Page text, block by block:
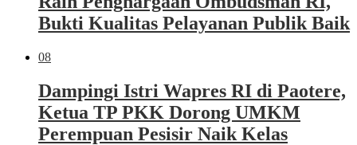
Bukti Kualitas Pelayanan Publik Baik
08
Dampingi Istri Wapres RI di Paotere,
Ketua TP PKK Dorong UMKM
Perempuan Pesisir Naik Kelas